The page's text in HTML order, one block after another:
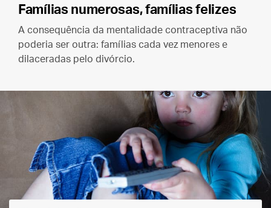
Famílias numerosas, famílias felizes
A consequência da mentalidade contraceptiva não
poderia ser outra: famílias cada vez menores e
dilaceradas pelo divórcio.